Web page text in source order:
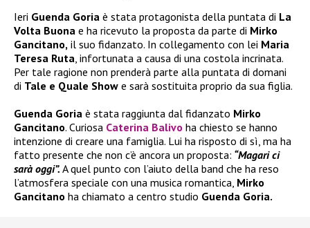
Ieri Guenda Goria è stata protagonista della puntata di La
Volta Buona e ha ricevuto la proposta da parte di Mirko
Gancitano, il suo fidanzato. In collegamento con lei Maria
Teresa Ruta, infortunata a causa di una costola incrinata.
Per tale ragione non prenderà parte alla puntata di domani
di Tale e Quale Show e sarà sostituita proprio da sua figlia.
Guenda Goria è stata raggiunta dal fidanzato Mirko
Gancitano. Curiosa Caterina Balivo ha chiesto se hanno
intenzione di creare una famiglia. Lui ha risposto di sì, ma ha
fatto presente che non c’è ancora un proposta: “Magari ci
sarà oggi”. A quel punto con l’aiuto della band che ha reso
l’atmosfera speciale con una musica romantica, Mirko
Gancitano ha chiamato a centro studio Guenda Goria.